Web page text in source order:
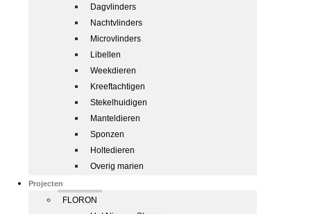
Dagvlinders
Nachtvlinders
Microvlinders
Libellen
Weekdieren
Kreeftachtigen
Stekelhuidigen
Manteldieren
Sponzen
Holtedieren
Overig marien
Projecten
FLORON